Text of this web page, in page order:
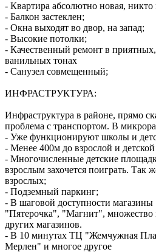
- Квартира абсолютно новая,
- Балкон застеклен;
- Окна выходят во двор, на запад;
- Высокие потолки;
- Качественный ремонт в
ванильных тонах
- Санузел совмещенный;
ИНФРАСТРУКТУРА:
Инфраструктура в районе, прямо
проблема с транспортом. В
- Уже функционируют школы и
- Менее 400м до взрослой и
- Многочисленные детские
взрослым захочется поиграть. Так
взрослых;
- Подземный паркинг;
- В шаговой доступности магазины
"Пятерочка", "Магнит", множество
других магазинов.
- В 10 минутах ТЦ "Жемчужная
Мерлен" и многое другое